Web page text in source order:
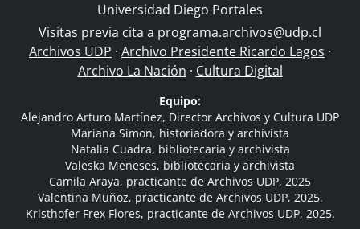
Universidad Diego Portales
Visitas previa cita a programa.archivos@udp.cl
Archivos UDP · Archivo Presidente Ricardo Lagos ·
Archivo La Nación · Cultura Digital
Equipo:
Alejandro Arturo Martínez, Director Archivos y Cultura UDP
Mariana Simon, historiadora y archivista
Natalia Cuadra, bibliotecaria y archivista
Valeska Meneses, bibliotecaria y archivista
Camila Araya, practicante de Archivos UDP, 2025
Valentina Muñoz, practicante de Archivos UDP, 2025.
Kristhofer Frex Flores, practicante de Archivos UDP, 2025.